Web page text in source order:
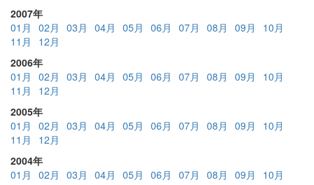
2007年
01月
02月 03月 04月 05月 06月 07月 08月 09月
10月
11月
12月
2006年
01月
02月 03月 04月 05月 06月 07月 08月 09月
10月
11月
12月
2005年
01月
02月 03月 04月 05月 06月 07月 08月 09月
10月
11月
12月
2004年
01月
02月 03月 04月 05月 06月 07月 08月 09月
10月